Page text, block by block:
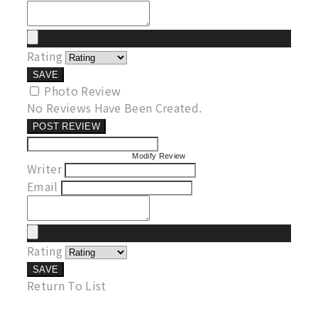
Rating
SAVE
Photo Review
No Reviews Have Been Created.
POST REVIEW
Modify Review
Writer
Email
Rating
SAVE
Return To List